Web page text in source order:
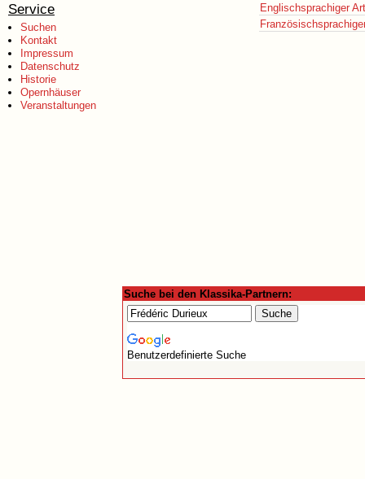
Service
Suchen
Kontakt
Impressum
Datenschutz
Historie
Opernhäuser
Veranstaltungen
Englischsprachiger
Suche bei den Klassika-Partnern:
Benutzerdefinierte Suche